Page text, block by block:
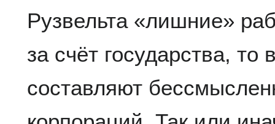
Рузвельта «лишние»
за счёт государства,
составляют